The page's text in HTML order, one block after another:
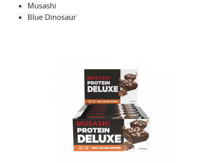
Musashi
Blue Dinosaur